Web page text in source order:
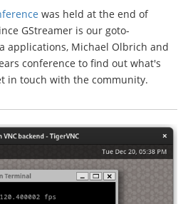
was held at the end of
GStreamer is our goto-
applications, Michael Olbrich and
conference to find out what's
in touch with the community.